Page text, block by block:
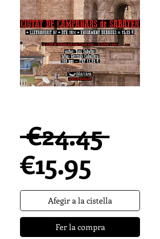
€24.45
€15.95Precio
de
oferta
Afegir a la cistella
Fer la compra